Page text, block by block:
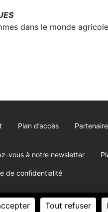
Tout refuser
dans le monde
Plan d’accès
vous à notre newsletter
de confidentialité